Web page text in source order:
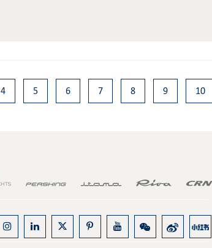
4 5 6 7 8 9 10